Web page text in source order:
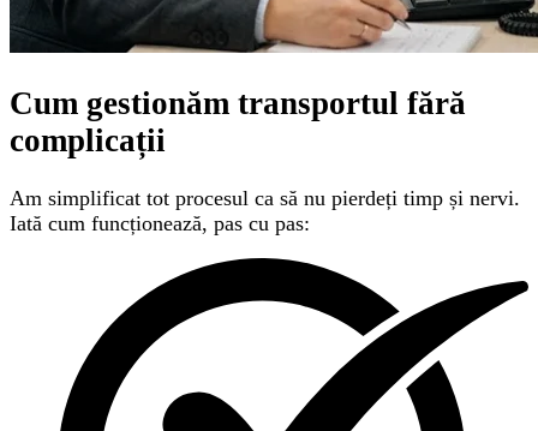
Cum gestionăm transportul fără
complicații
Am simplificat tot procesul ca să nu pierdeți timp și nervi.
Iată cum funcționează, pas cu pas: